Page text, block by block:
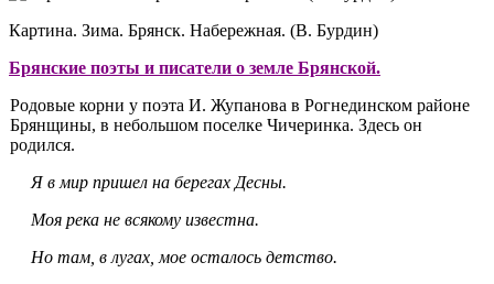
Картина. Зима. Брянск. Набережная. (В. Бурдин)
Брянские поэты и писатели о земле Брянской.
Родовые корни у поэта И. Жупанова в Рогнединском районе
Брянщины, в небольшом поселке Чичеринка. Здесь он
родился.
Я в мир пришел на берегах Десны.
Моя река не всякому известна.
Но там, в лугах, мое осталось детство.